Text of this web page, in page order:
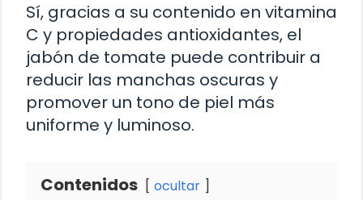
Sí, gracias a su contenido en vitamina
C y propiedades antioxidantes, el
jabón de tomate puede contribuir a
reducir las manchas oscuras y
promover un tono de piel más
uniforme y luminoso.
Contenidos ocultar